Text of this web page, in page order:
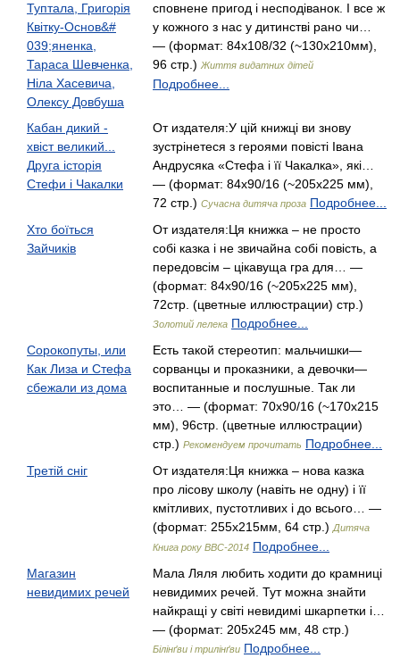
Туптала, Григорія
Квітку-Основ&#
039;яненка,
Тараса Шевченка,
Ніла Хасевича,
Олексу Довбуша
сповнене пригод і несподіванок. І все ж
у кожного з нас у дитинстві рано чи…
— (формат: 84x108/32 (~130x210мм),
96 стр.) Життя видатних дітей
Подробнее...
Кабан дикий -
хвіст великий...
Друга історія
Стефи і Чакалки
От издателя:У цій книжці ви знову
зустрінетеся з героями повісті Івана
Андрусяка «Стефа і її Чакалка», які…
— (формат: 84х90/16 (~205х225 мм),
72 стр.) Сучасна дитяча проза Подробнее...
Хто боїться
Зайчиків
От издателя:Ця книжка – не просто
собі казка і не звичайна собі повість, а
передовсім – цікавуща гра для… —
(формат: 84х90/16 (~205х225 мм),
72стр. (цветные иллюстрации) стр.)
Золотий лелека Подробнее...
Сорокопуты, или
Как Лиза и Стефа
сбежали из дома
Есть такой стереотип: мальчишки—
сорванцы и проказники, а девочки—
воспитанные и послушные. Так ли
это… — (формат: 70х90/16 (~170х215
мм), 96стр. (цветные иллюстрации)
стр.) Рекомендуем прочитать Подробнее...
Третій сніг
От издателя:Ця книжка – нова казка
про лісову школу (навіть не одну) і її
кмітливих, пустотливих і до всього… —
(формат: 255x215мм, 64 стр.) Дитяча
Книга року ВВС-2014 Подробнее...
Магазин
невидимих речей
Мала Ляля любить ходити до крамниці
невидимих речей. Тут можна знайти
найкращі у світі невидимі шкарпетки і…
— (формат: 205х245 мм, 48 стр.)
Білінґви і трилінґви Подробнее...